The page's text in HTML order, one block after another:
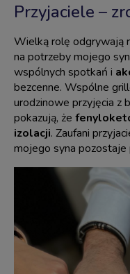
Przyjaciele –
Wielką rolę odgrywają
na potrzeby mojego
wspólnych spotkań i
bezcenne. Wspólne
urodzinowe przyjęcia z
pokazują, że
izolacji. Zaufani
mojego syna pozostaje